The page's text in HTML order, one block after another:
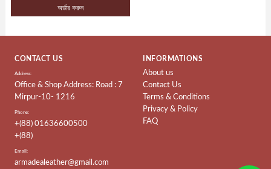
অর্ডার করুন
CONTACT US
Address:
Office & Shop Address: Road : 7
Mirpur-10- 1216
Phone:
+(88) 01636600500
+(88)
Email:
armadealeather@gmail.com
INFORMATIONS
About us
Contact Us
Terms & Conditions
Privacy & Policy
FAQ